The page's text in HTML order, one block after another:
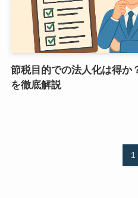
節税目的での法人化は得か
を徹底解説
1